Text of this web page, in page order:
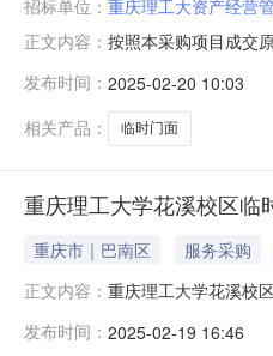
招标单位： 重庆理工大资产经营
正文内容： 按照本采购项目成交
计：￥68.00元其他
发布时间： 2025-02-20 10:03
相关产品：
临时门面
重庆理工大学花溪校区临
重庆市｜巴南区 服务采购
正文内容： 重庆理工大学花溪校
描述租赁单价租赁面
发布时间： 2025-02-19 16:46